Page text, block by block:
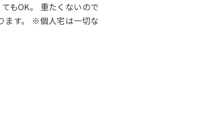
もOK。 重たくないので
ます。 ※個人宅は一切な